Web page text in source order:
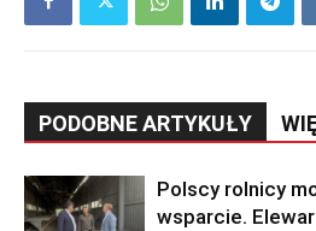
PODOBNE ARTYKUŁY
Polscy rolnicy
wsparcie.